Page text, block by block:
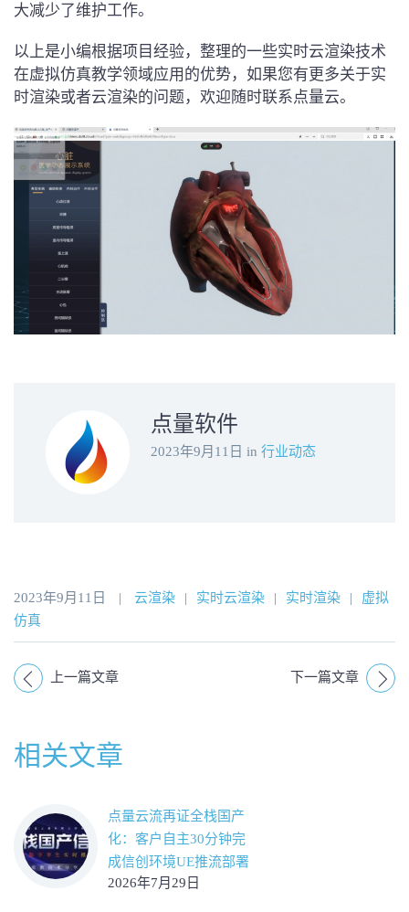
大减少了维护工作。
以上是小编根据项目经验，整理的一些实时云渲染技术
在虚拟仿真教学领域应用的优势，如果您有更多关于实
时渲染或者云渲染的问题，欢迎随时联系点量云。
点量软件
2023年9月11日 in 行业动态
2023年9月11日 | 云渲染 | 实时云渲染 | 实时渲染 |
虚拟
仿真
上一篇文章 下一篇文章
相关文章
点量云流再证全栈国产
化：客户自主30分钟完
成信创环境UE推流部署
2026年7月29日